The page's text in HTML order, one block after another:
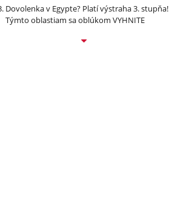
Dovolenka v Egypte? Platí výstraha 3. stupňa!
Týmto oblastiam sa oblúkom VYHNITE